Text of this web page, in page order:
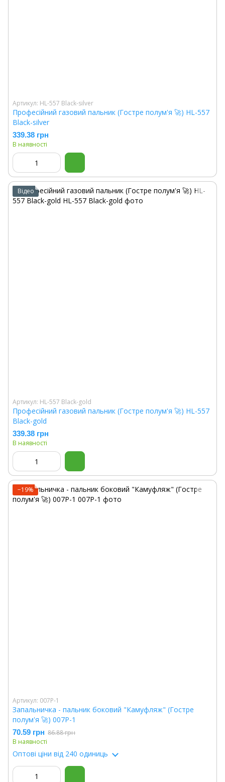
Артикул: HL-557 Black-silver
Професійний газовий пальник (Гостре полум'я 🚀) HL-557
Black-silver
339.38 грн
В наявності
Відео
Артикул: HL-557 Black-gold
Професійний газовий пальник (Гостре полум'я 🚀) HL-557
Black-gold
339.38 грн
В наявності
−19%
Артикул: 007P-1
Запальничка - пальник боковий "Камуфляж" (Гостре
полум'я 🚀) 007P-1
70.59 грн 86.88 грн
В наявності
Оптові ціни від 240 одиниць